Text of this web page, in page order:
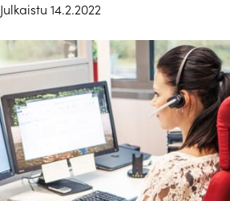
Julkaistu 14.2.2022